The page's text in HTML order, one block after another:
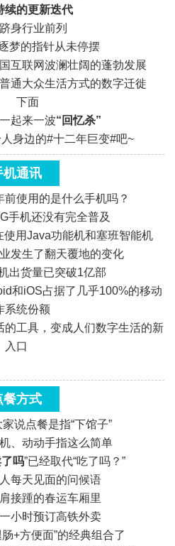
续的更新迭代
身行业前列
梦的指针从未停摆
互联网波澜壮阔的蓬勃发展
通大众生活方式的数字迁徙
下面
起来一波“回忆杀”
身边的#十二年巨变#吧~
机通讯
前使用的是什么手机吗？
手机还没有完全普及
使用Java功能机和塞班智能机
发生了翻天覆地的变化
出货量已突破1亿部
和iOS占据了几乎100%的移动
系统份额
的工具，变成人们数字生活的新
入口
餐方式
说点餐是指“下馆子”
、动动手指这么简单
吗”已经取代“吃了吗？”
每天见面的问候语
接踵的春运车厢里
小时预订高铁外卖
+方便面”的经典组合了